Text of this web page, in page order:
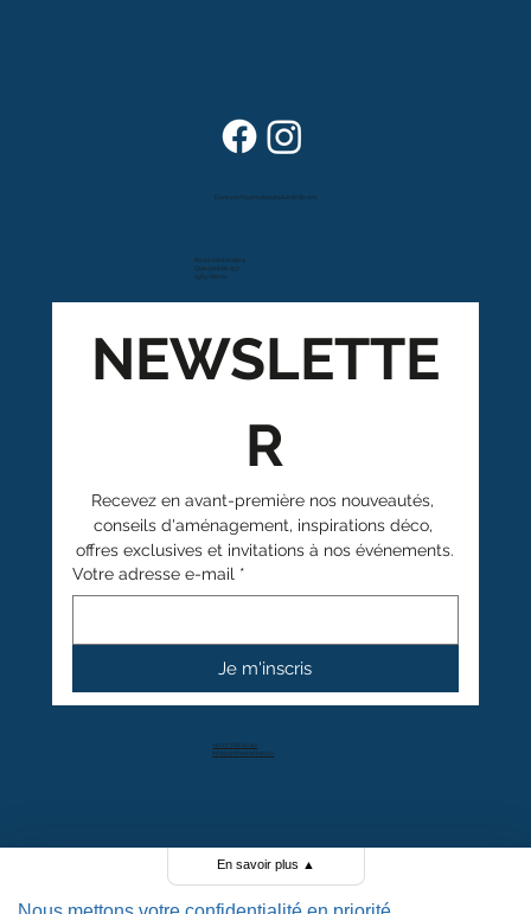
Route cantonale 4
Case postale 157
1963 Vétroz
Dans vos foyers depuis plus de 80 ans
+41 27 766 40 40
info@anthamatten.ch
NEWSLETTE
R
Recevez en avant-première nos nouveautés,
conseils d'aménagement, inspirations déco,
offres exclusives et invitations à nos événements.
Votre adresse e-mail *
Je m'inscris
4.4
+ de 100 avis clients
En savoir plus ▲